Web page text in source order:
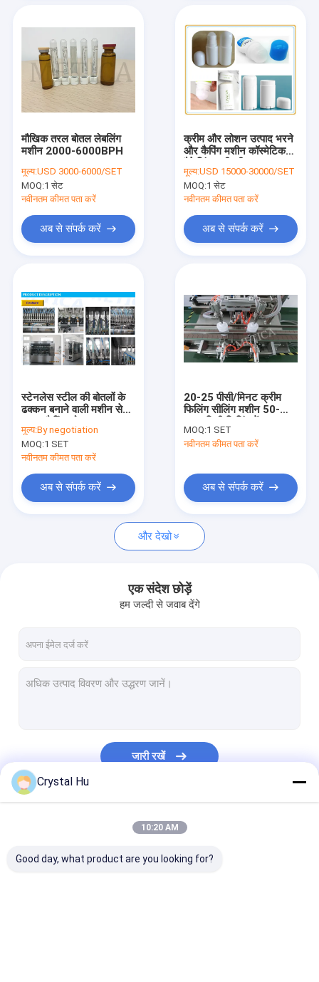
उत्पादों
वीआर दिखाएँ
हमारे बारे में
गुणवत्ता नियंत्रण
संपर्क करें
एक उद्धरण की विनती करे
बोतल धोने की मशीन
बॉटलिंग उत्पादन लाइन
बैग पैकिंग मशीन
मौखिक तरल बोतल लेबलिंग
मशीन 2000-6000BPH
मूल्य:USD 3000-6000/SET
MOQ:1 सेट
नवीनतम कीमत पता करें
अब से संपर्क करें
क्रीम और लोशन उत्पाद भरने
और कैपिंग मशीन कॉस्मेटिक
मूल्य:USD 15000-30000/SET
MOQ:1 सेट
नवीनतम कीमत पता करें
अब से संपर्क करें
स्टेनलेस स्टील की बोतलों के
ढक्कन बनाने वाली मशीन से
गया
मूल्य:By negotiation
MOQ:1 SET
नवीनतम कीमत पता करें
अब से संपर्क करें
20-25 पीसी/मिनट क्रीम
फिलिंग सीलिंग मशीन 50-
केस पैकेजिंग
MOQ:1 SET
नवीनतम कीमत पता करें
अब से संपर्क करें
और देखो
एक संदेश छोड़ें
हम जल्दी से जवाब देंगे
जारी रखें
Crystal Hu
10:20 AM
Good day, what product are you looking for?